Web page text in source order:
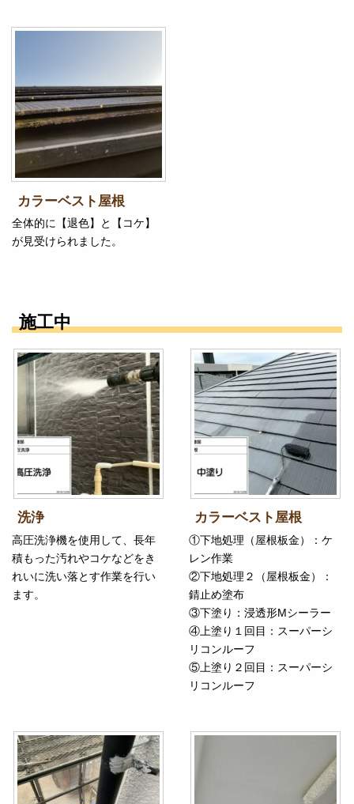
カラーベスト屋根
全体的に【退色】と【コケ】
が見受けられました。
施工中
洗浄
高圧洗浄機を使用して、長年
積もった汚れやコケなどをき
れいに洗い落とす作業を行い
ます。
カラーベスト屋根
①下地処理（屋根板金）：ケ
レン作業
②下地処理２（屋根板金）：
錆止め塗布
③下塗り：浸透形Mシーラー
④上塗り１回目：スーパーシ
リコンルーフ
⑤上塗り２回目：スーパーシ
リコンルーフ